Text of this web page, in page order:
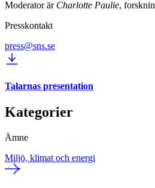
Moderator är Charlotte Paulie,
Presskontakt
press@sns.se
Talarnas presentation
Kategorier
Ämne
Miljö, klimat och energi